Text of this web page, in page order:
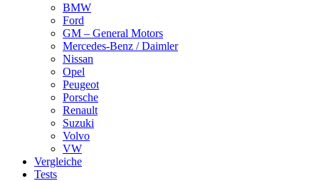
BMW
Ford
GM – General Motors
Mercedes-Benz / Daimler
Nissan
Opel
Peugeot
Porsche
Renault
Suzuki
Volvo
VW
Vergleiche
Tests